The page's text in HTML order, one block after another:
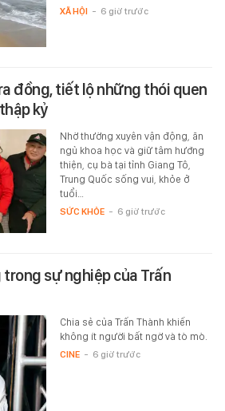
XÃ HỘI - 6 giờ trước
ra đồng, tiết lộ những thói quen
kỷ
Nhờ thường xuyên vận động, ăn
ngủ khoa học và giữ tâm hướng
thiện, cụ bà tại tỉnh Giang Tô,
Trung Quốc sống vui, khỏe ở
tuổi…
SỨC KHỎE - 6 giờ trước
trong sự nghiệp của Trấn
Chia sẻ của Trấn Thành khiến
không ít người bất ngờ và tò mò.
CINE - 6 giờ trước